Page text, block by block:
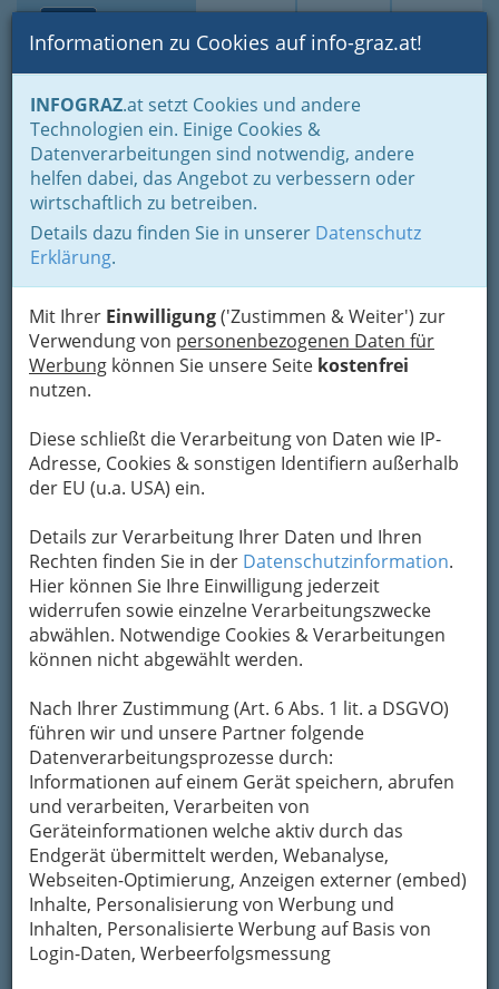
Suche Login Toggle
Informationen zu Cookies auf info-graz.at!
INFOGRAZ.at setzt Cookies und andere
Technologien ein. Einige Cookies &
Datenverarbeitungen sind notwendig, andere
helfen dabei, das Angebot zu verbessern oder
wirtschaftlich zu betreiben.
Details dazu finden Sie in unserer Datenschutz
Erklärung.
Mit Ihrer Einwilligung('Zustimmen & Weiter') zur
Verwendung von personenbezogenen Daten für
Werbung können Sie unsere Seite kostenfrei
nutzen.
Diese schließt die Verarbeitung von Daten wie IP-
Adresse, Cookies & sonstigen Identifiern außerhalb
der EU (u.a. USA) ein.
Details zur Verarbeitung Ihrer Daten und Ihren
Rechten finden Sie in der Datenschutzinformation.
Hier können Sie Ihre Einwilligung jederzeit
widerrufen sowie einzelne Verarbeitungszwecke
abwählen. Notwendige Cookies & Verarbeitungen
können nicht abgewählt werden.
Nach Ihrer Zustimmung (Art. 6 Abs. 1 lit. a DSGVO)
führen wir und unsere Partner folgende
Datenverarbeitungsprozesse durch:
Informationen auf einem Gerät speichern, abrufen
und verarbeiten, Verarbeiten von
Geräteinformationen welche aktiv durch das
Endgerät übermittelt werden, Webanalyse,
Webseiten-Optimierung, Anzeigen externer (embed)
Inhalte, Personalisierung von Werbung und
Inhalten, Personalisierte Werbung auf Basis von
Login-Daten, Werbeerfolgsmessung
Home Branchen
Einkaufen & Schenken - der Handel
Handel in Graz
Dinge des täglichen Lebens
Lederwaren- u. Spielwaren- und Sportartikel
Landesgremium Lederwaren
Ematic Handel-GmbH.
Lagergasse 349, 8055 Graz-Puntigam
+43 3159 3735
+43 3159 3735-35
Karte
Adresse mit Google Maps anschauen
Kontaktaufnahme
Um die Info-Graz Firmenvor Spam-Mails zu
bewahren, verwenden wir an dieser Stelle zur
Übermittlung Ihrer Nachricht ein sicheres
Formular. Ihre Nachricht wird nach dem
Unternehmen Ematic Handel-GmbH.
weitergeleitet.
Mein Name
Meine Email Adresse
Mein Betreff